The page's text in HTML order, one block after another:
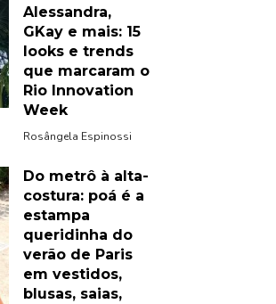
Alessandra,
GKay e mais: 15
looks e trends
que marcaram o
Rio Innovation
Week
Rosângela Espinossi
Do metrô à alta-
costura: poá é a
estampa
queridinha do
verão de Paris
em vestidos,
blusas, saias,